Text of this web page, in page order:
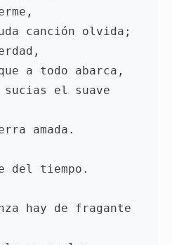
canción olvida;
a todo abarca,
sucias el suave
amada.
del tiempo.
hay de fragante